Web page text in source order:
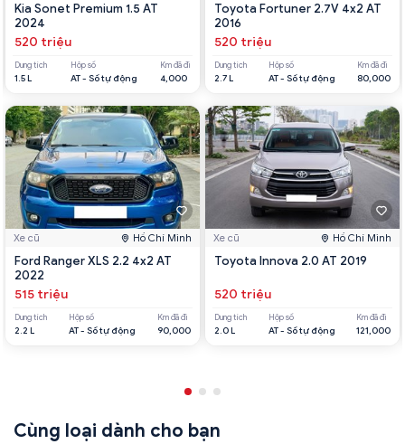
Kia Sonet Premium 1.5 AT
2024
520 triệu
Dung tích
1.5 L
Hộp số
AT - Số tự động
Km đã đi
4,000
Xe cũ Hồ Chí Minh
Ford Ranger XLS 2.2 4x2 AT
2022
515 triệu
Dung tích
2.2 L
Hộp số
AT - Số tự động
Km đã đi
90,000
Toyota Fortuner 2.7V 4x2 AT
2016
520 triệu
Dung tích
2.7 L
Hộp số
AT - Số tự động
Km đã đi
80,000
Xe cũ Hồ Chí Minh
Toyota Innova 2.0 AT 2019
520 triệu
Dung tích
2.0 L
Hộp số
AT - Số tự động
Km đã đi
121,000
Cùng loại dành cho bạn